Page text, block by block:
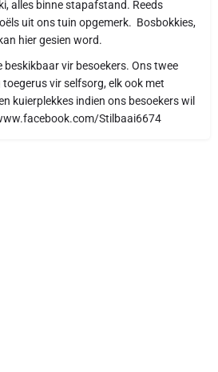
alles binne stapafstand. Reeds
uit ons tuin opgemerk. Bosbokkies,
hier gesien word.
beskikbaar vir besoekers. Ons twee
toegerus vir selfsorg, elk ook met
kuierplekkes indien ons besoekers wil
Stilbaai6674